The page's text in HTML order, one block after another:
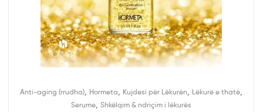
Anti-aging (rrudha) Hormeta Kujdesi për Lëkurën Lëkurë e thatë
Serume Shkëlqim & ndriçim i lëkurës